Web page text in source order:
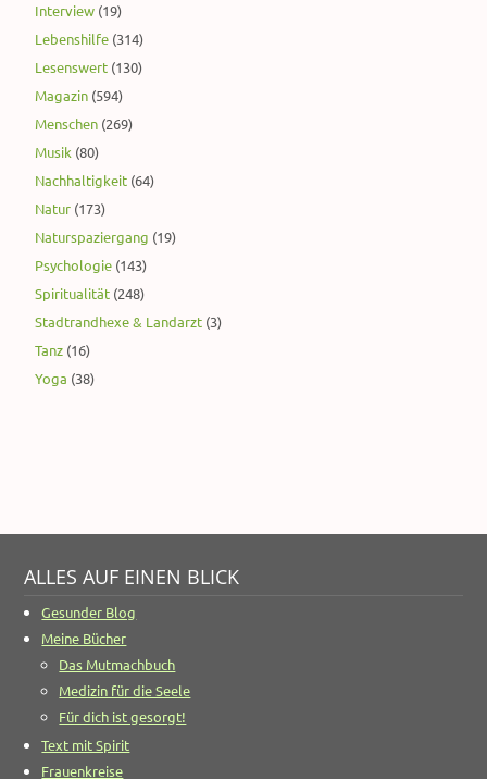
Interview (19)
Lebenshilfe (314)
Lesenswert (130)
Magazin (594)
Menschen (269)
Musik (80)
Nachhaltigkeit (64)
Natur (173)
Naturspaziergang (19)
Psychologie (143)
Spiritualität (248)
Stadtrandhexe & Landarzt (3)
Tanz (16)
Yoga (38)
ALLES AUF EINEN BLICK
Gesunder Blog
Meine Bücher
Das Mutmachbuch
Medizin für die Seele
Für dich ist gesorgt!
Text mit Spirit
Frauenkreise